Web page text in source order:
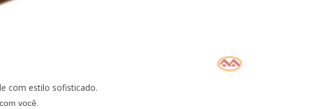
com estilo sofisticado.
você.